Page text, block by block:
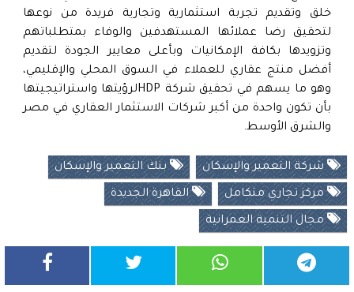
خلق وتقديم تجربة استثمارية وتجارية فريدة من نوعها
لتحقيق رضا عملائها المستهدفين والوفاء بمتطلباتهم
وتزويدها بكافة الإمكانيات وبأعلى معايير الجودة لتقديم
أفضل منتج عقاري للعملاء في السوق المحلي والإقليمي،
وهو ما يسهم في تحقيق شركة HDPلرؤيتها واستراتيجيتها
بأن تكون واحدة من أكبر شركات الاستثمار العقاري في مصر
والشرق الأوسط.
شركة التعمير والإسكان بنك التعمير والإسكان
مركز تجاري متكامل القاهرة الجديدة
مجال التنمية العمرانية